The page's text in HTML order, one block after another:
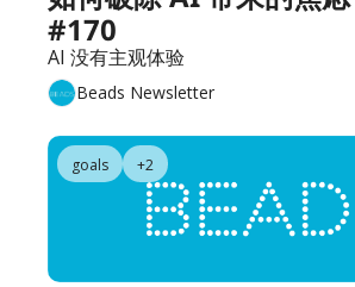
#170
AI 没有主观体验
Beads Newsletter
goals +2